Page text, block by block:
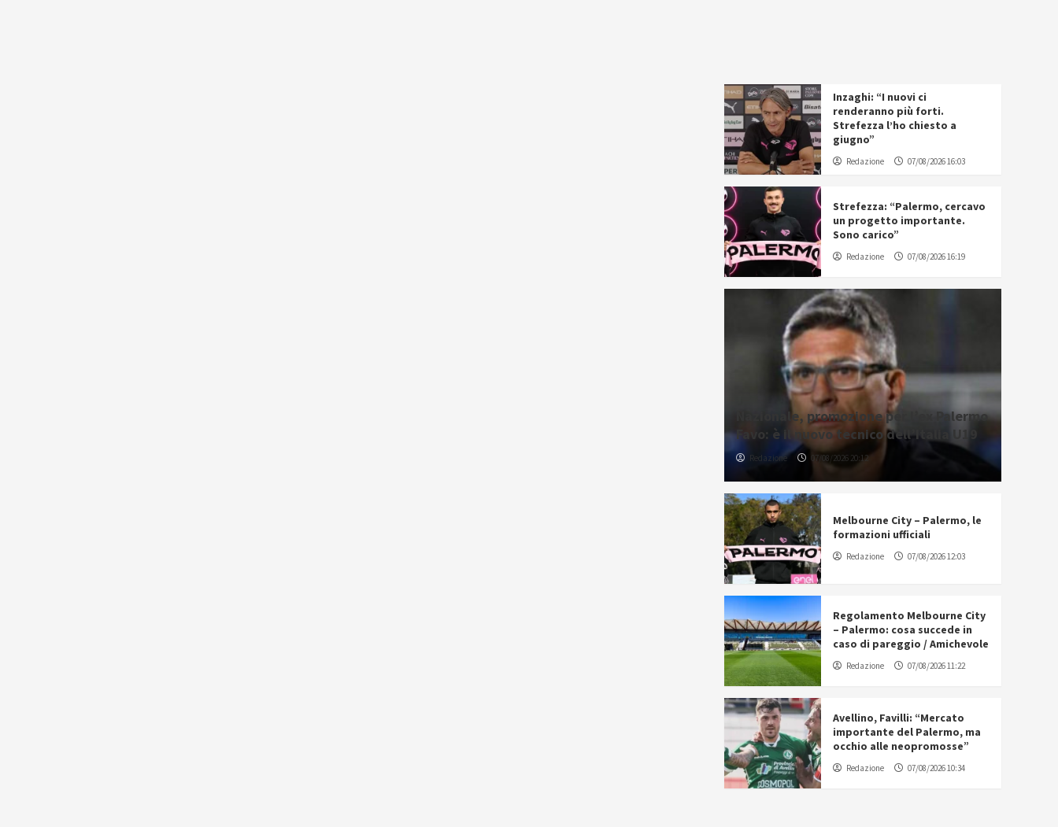
Inzaghi: “I nuovi ci
renderanno più forti.
Strefezza l’ho chiesto a
giugno”
Redazione 07/08/2026 16:03
Strefezza: “Palermo, cercavo
un progetto importante.
Sono carico”
Redazione 07/08/2026 16:19
Nazionale, promozione per l’ex Palermo
Favo: è il nuovo tecnico dell’Italia U19
Redazione 07/08/2026 20:12
Melbourne City – Palermo, le
formazioni ufficiali
Redazione 07/08/2026 12:03
Regolamento Melbourne City
– Palermo: cosa succede in
caso di pareggio / Amichevole
Redazione 07/08/2026 11:22
Avellino, Favilli: “Mercato
importante del Palermo, ma
occhio alle neopromosse”
Redazione 07/08/2026 10:34